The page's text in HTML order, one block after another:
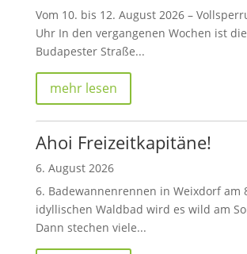
Vom 10. bis 12. August 2026 –
Uhr In den vergangenen Wochen ist
Budapester Straße...
mehr lesen
Ahoi Freizeitkapitäne!
6. August 2026
6. Badewannenrennen in Weixdorf am
idyllischen Waldbad wird es wild am
Dann stechen viele...